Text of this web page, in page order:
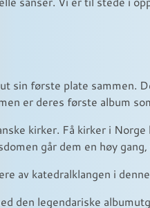
sin første plate sammen.
er deres første album
kirker. Få kirker i
går dem en høy
av katedralklangen i
den legendariske